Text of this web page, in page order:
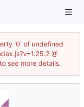
'0' of undefined
@
see more details.